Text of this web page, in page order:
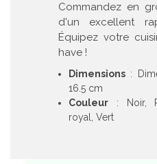
Commandez en
d'un excellent
Équipez votre
have !
Dimensions :
16.5 cm
Couleur : Noir,
royal, Vert